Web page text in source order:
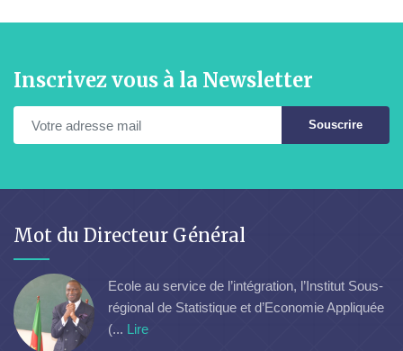
Inscrivez vous à la Newsletter
Souscrire
Mot du Directeur Général
Ecole au service de l’intégration, l’Institut Sous-
régional de Statistique et d’Economie Appliquée
(... Lire